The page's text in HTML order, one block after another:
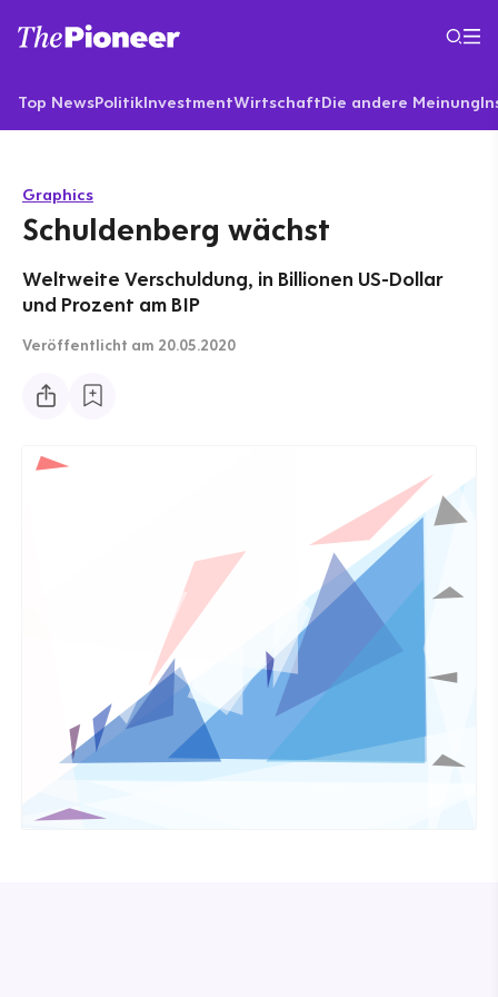
Top NewsPolitikInvestmentWirtschaftDie andere Meinung
Graphics
Schuldenberg wächst
Weltweite Verschuldung, in Billionen US-Dollar
und Prozent am BIP
Veröffentlicht am 20.05.2020